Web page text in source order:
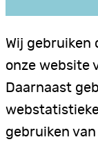
Wij gebruiken
onze website
Daarnaast
gebruiken